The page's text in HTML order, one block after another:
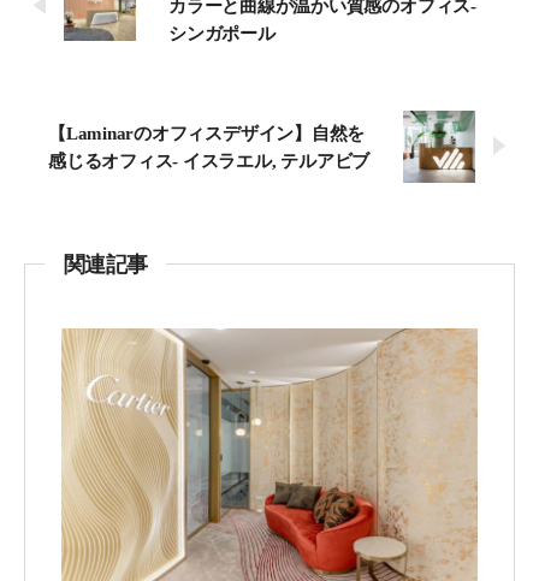
カラーと曲線が温かい質感のオフィス-
シンガポール
【Laminarのオフィスデザイン】自然を
感じるオフィス- イスラエル, テルアビブ
関連記事